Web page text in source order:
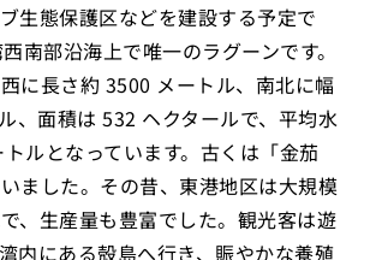
生態保護区などを建設する予定で
南部沿海上で唯一のラグーンです。
に長さ約 3500 メートル、南北に幅
、面積は 532 ヘクタールで、平均水
ルとなっています。古くは「金茄
ました。その昔、東港地区は大規模
、生産量も豊富でした。観光客は遊
内にある殻島へ行き、賑やかな養殖